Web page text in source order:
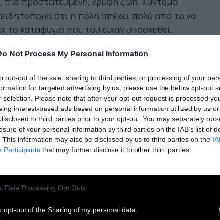
Not Process My Personal Information
opt-out of the sale, sharing to third parties, or processing of your
for targeted advertising by us, please use the below opt-out
selection. Please note that after your opt-out request is processed
interest-based ads based on personal information utilized by us
to third parties prior to your opt-out. You may separately
of your personal information by third parties on the IAB’s list of
This information may also be disclosed by us to third parties on the
Participants that may further disclose it to other third parties.
Data Processing Opt Outs
opt-out of the Sharing of my personal data.
ότι η πόλη απέχει πολύ από το να
το καταφύγιο που του είχαν υποσχεθεί.
(4/5): Αγαπάμε τη δουλειά του Κλέμπερ
ταινία κέρδισε στις Κάννες τα
Σκηνοθεσίας, Διεθνούς Κριτικής,
(Βραβείο της Γαλλικής Ένωσης Arthouse
και Ανδρικής Ερμηνείας για τον Βάγκνερ
που είναι υποψήφιος και για το ανάλογο
Διπλή υποψηφιότητα Ταινίας (στη γενική
και στην 5δα Διεθνούς Ταινίας), στα Οσκαρ, Α'
BAFTA Ξενόγλωσσης Ταινίας και Σεναρίου, Cesar
Ταινίας. Χρυσή Σφαίρα Α' Ανδρικής Ερμηνείας